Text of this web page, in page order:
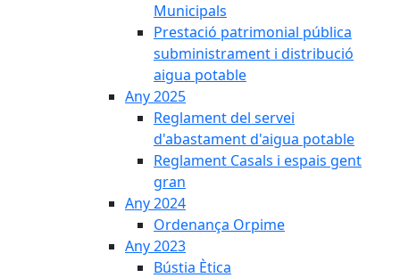
Municipals
Prestació patrimonial pública
subministrament i distribució
aigua potable
Any 2025
Reglament del servei
d'abastament d'aigua potable
Reglament Casals i espais gent
gran
Any 2024
Ordenança Orpime
Any 2023
Bústia Ètica